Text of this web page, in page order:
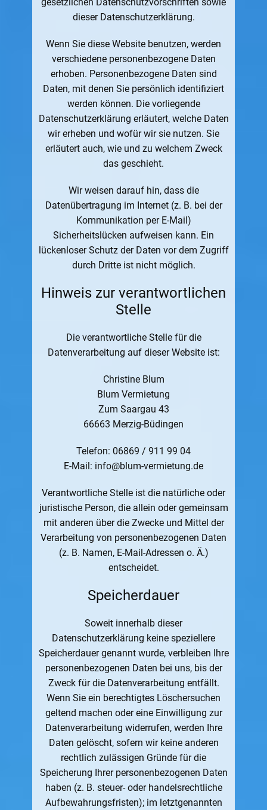
dieser Datenschutzerklärung.
Wenn Sie diese Website benutzen, werden
verschiedene personenbezogene Daten
erhoben. Personenbezogene Daten sind
Daten, mit denen Sie persönlich identifiziert
werden können. Die vorliegende
Datenschutzerklärung erläutert, welche Daten
wir erheben und wofür wir sie nutzen. Sie
erläutert auch, wie und zu welchem Zweck
das geschieht.
Wir weisen darauf hin, dass die
Datenübertragung im Internet (z. B. bei der
Kommunikation per E-Mail)
Sicherheitslücken aufweisen kann. Ein
lückenloser Schutz der Daten vor dem Zugriff
durch Dritte ist nicht möglich.
Hinweis zur verantwortlichen
Stelle
Die verantwortliche Stelle für die
Datenverarbeitung auf dieser Website ist:
Christine Blum
Blum Vermietung
Zum Saargau 43
66663 Merzig-Büdingen
Telefon: 06869 / 911 99 04
E-Mail: info@blum-vermietung.de
Verantwortliche Stelle ist die natürliche oder
juristische Person, die allein oder gemeinsam
mit anderen über die Zwecke und Mittel der
Verarbeitung von personenbezogenen Daten
(z. B. Namen, E-Mail-Adressen o. Ä.)
entscheidet.
Speicherdauer
Soweit innerhalb dieser
Datenschutzerklärung keine speziellere
Speicherdauer genannt wurde, verbleiben Ihre
personenbezogenen Daten bei uns, bis der
Zweck für die Datenverarbeitung entfällt.
Wenn Sie ein berechtigtes Löschersuchen
geltend machen oder eine Einwilligung zur
Datenverarbeitung widerrufen, werden Ihre
Daten gelöscht, sofern wir keine anderen
rechtlich zulässigen Gründe für die
Speicherung Ihrer personenbezogenen Daten
haben (z. B. steuer- oder handelsrechtliche
Aufbewahrungsfristen); im letztgenannten